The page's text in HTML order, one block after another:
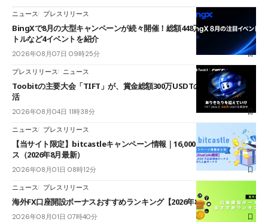
ニュース プレスリリース
BingXで8月の大型キャンペーンが続々開催！総額448万USDT超のAIバ
トルなど4イベントを紹介
2026年08月07日 09時25分
プレスリリース ニュース
Toobitの主要大会「TIFT」が、賞金総額300万USDTのレースとして復
活
2026年08月04日 11時38分
ニュース プレスリリース
【当サイト限定】bitcastleキャンペーン情報｜16,000円口座開設ボーナ
ス（2026年8月最新）
2026年08月01日 08時12分
ニュース プレスリリース
海外FX口座開設ボーナスおすすめランキング【2026年8月最新】
2026年08月01日 07時40分